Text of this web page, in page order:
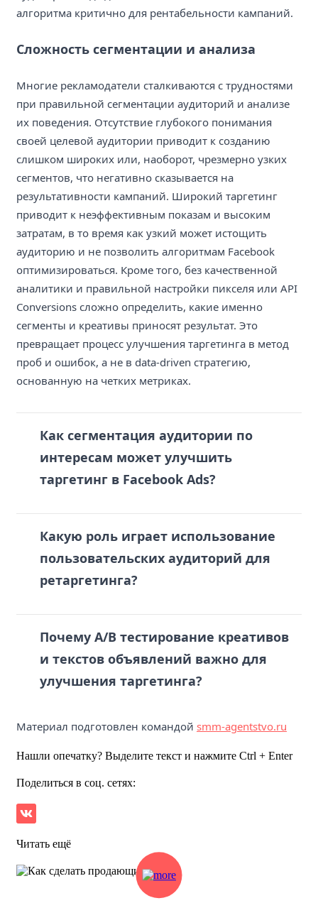
алгоритма критично для рентабельности кампаний.
Сложность сегментации и анализа
Многие рекламодатели сталкиваются с трудностями
при правильной сегментации аудиторий и анализе
их поведения. Отсутствие глубокого понимания
своей целевой аудитории приводит к созданию
слишком широких или, наоборот, чрезмерно узких
сегментов, что негативно сказывается на
результативности кампаний. Широкий таргетинг
приводит к неэффективным показам и высоким
затратам, в то время как узкий может истощить
аудиторию и не позволить алгоритмам Facebook
оптимизироваться. Кроме того, без качественной
аналитики и правильной настройки пикселя или API
Conversions сложно определить, какие именно
сегменты и креативы приносят результат. Это
превращает процесс улучшения таргетинга в метод
проб и ошибок, а не в data-driven стратегию,
основанную на четких метриках.
Как сегментация аудитории по
интересам может улучшить
таргетинг в Facebook Ads?
Какую роль играет использование
пользовательских аудиторий для
ретаргетинга?
Почему A/B тестирование креативов
и текстов объявлений важно для
улучшения таргетинга?
Материал подготовлен командой smm-agentstvo.ru
Нашли опечатку? Выделите текст и нажмите Ctrl + Enter
Поделиться в соц. сетях:
Читать ещё